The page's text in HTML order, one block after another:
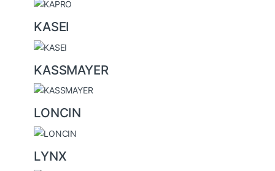
KASEI
KASSMAYER
LONCIN
LYNX